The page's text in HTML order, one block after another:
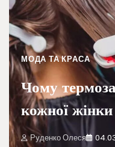
МОДА ТА КРАСА
Чому
кожної жінки
Руденко Олеся